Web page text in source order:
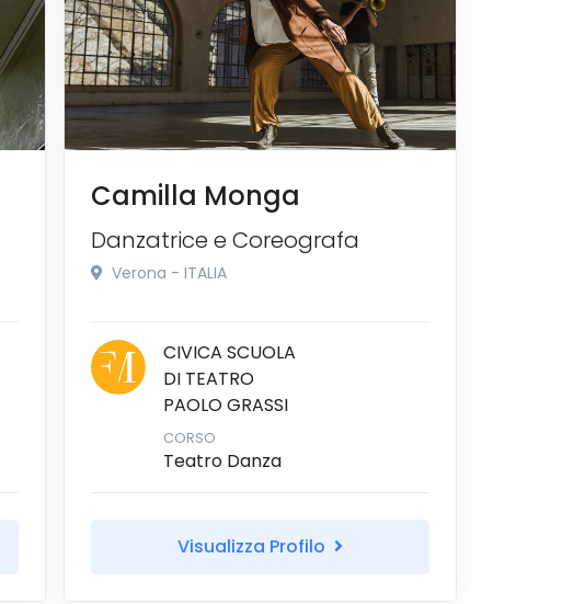
Camilla Monga
Danzatrice e Coreografa
Verona - ITALIA
CIVICA SCUOLA
DI TEATRO
PAOLO GRASSI
CORSO
Teatro Danza
Visualizza Profilo